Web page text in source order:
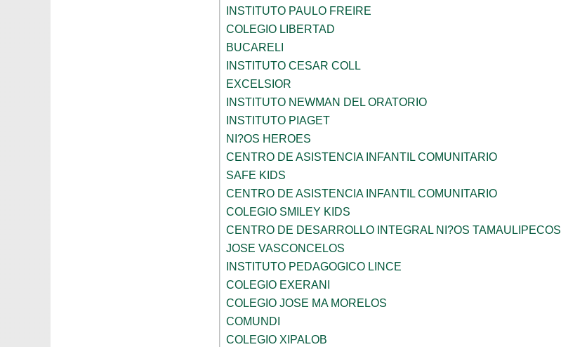
INSTITUTO PAULO FREIRE
COLEGIO LIBERTAD
BUCARELI
INSTITUTO CESAR COLL
EXCELSIOR
INSTITUTO NEWMAN DEL ORATORIO
INSTITUTO PIAGET
NI?OS HEROES
CENTRO DE ASISTENCIA INFANTIL COMUNITARIO
SAFE KIDS
CENTRO DE ASISTENCIA INFANTIL COMUNITARIO
COLEGIO SMILEY KIDS
CENTRO DE DESARROLLO INTEGRAL NI?OS TAMAULIPECOS
JOSE VASCONCELOS
INSTITUTO PEDAGOGICO LINCE
COLEGIO EXERANI
COLEGIO JOSE MA MORELOS
COMUNDI
COLEGIO XIPALOB